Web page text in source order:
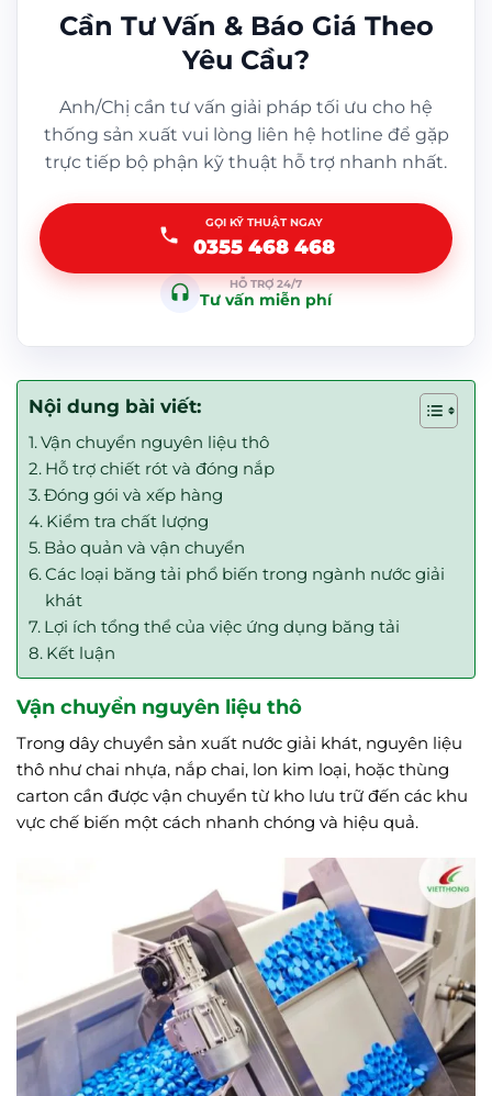
Cần Tư Vấn & Báo Giá Theo
Yêu Cầu?
Anh/Chị cần tư vấn giải pháp tối ưu cho hệ
thống sản xuất vui lòng liên hệ hotline để gặp
trực tiếp bộ phận kỹ thuật hỗ trợ nhanh nhất.
GỌI KỸ THUẬT NGAY
0355 468 468
HỖ TRỢ 24/7
Tư vấn miễn phí
Nội dung bài viết:
Vận chuyển nguyên liệu thô
Hỗ trợ chiết rót và đóng nắp
Đóng gói và xếp hàng
Kiểm tra chất lượng
Bảo quản và vận chuyển
Các loại băng tải phổ biến trong ngành nước giải
khát
Lợi ích tổng thể của việc ứng dụng băng tải
Kết luận
Vận chuyển nguyên liệu thô
Trong dây chuyền sản xuất nước giải khát, nguyên liệu
thô như chai nhựa, nắp chai, lon kim loại, hoặc thùng
carton cần được vận chuyển từ kho lưu trữ đến các khu
vực chế biến một cách nhanh chóng và hiệu quả.